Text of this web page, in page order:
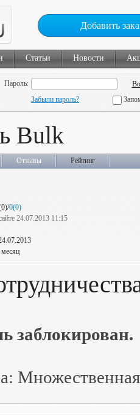
Добавить
Статьи Новости
Пароль:
Забыли пароль?
Bulk
Отзывы Рейтинг
0(0)
24.07.2013 11:15
месяц
заблокирован.
Множественная